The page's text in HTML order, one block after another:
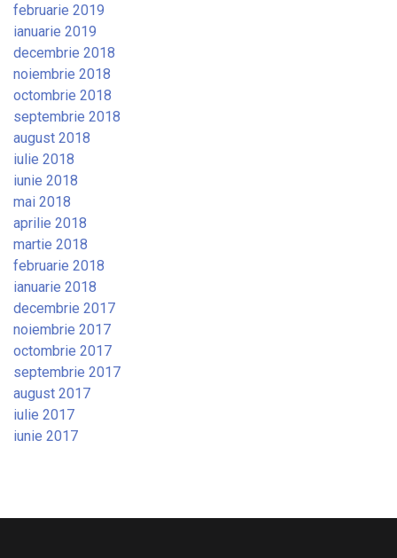
februarie 2019
ianuarie 2019
decembrie 2018
noiembrie 2018
octombrie 2018
septembrie 2018
august 2018
iulie 2018
iunie 2018
mai 2018
aprilie 2018
martie 2018
februarie 2018
ianuarie 2018
decembrie 2017
noiembrie 2017
octombrie 2017
septembrie 2017
august 2017
iulie 2017
iunie 2017